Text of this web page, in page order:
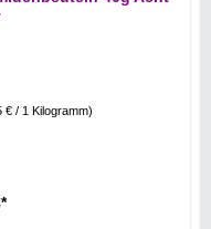
€ / 1 Kilogramm)